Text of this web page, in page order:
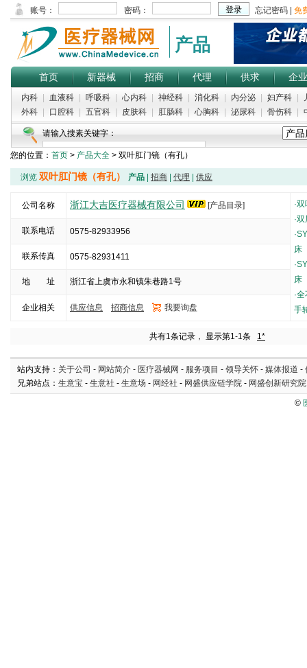
产品
首页 新器械 招商 代理 供求 企业
内科 血液科 呼吸科 心内科 神经科 消化科 内分泌 妇产科
外科
口腔科 五官科 皮肤科 肛肠科 心胸科 泌尿科 骨伤科
请输入搜素关键字：
您的位置： 首页 > 产品大全 > 双叶肛门镜（有孔）
浏览 双叶肛门镜（有孔） 产品 招商 代理 供应
公司名称 浙江大吉医疗器械有限公司 [产品目录] ·双
·双
·
床
·
床
·全
手
联系电话 0575-82933956
联系传真 0575-82931411
地 址 浙江省上虞市永和镇朱巷路1号
企业相关 供应信息 招商信息 我要询盘
共有1条记录， 显示第1-1条 1*
站内支持： 关于公司 - 网站简介 - 医疗器械网 - 服务项目 - 领导关怀 - 媒体报道 -
兄弟站点： 生意宝 - 生意社 - 生意场 - 网经社 - 网盛供应链学院 - 网盛创新研究院
©